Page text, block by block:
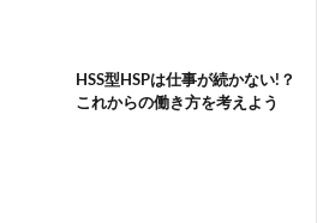
HSS型HSPは仕事が続かない!？
これからの働き方を考えよう